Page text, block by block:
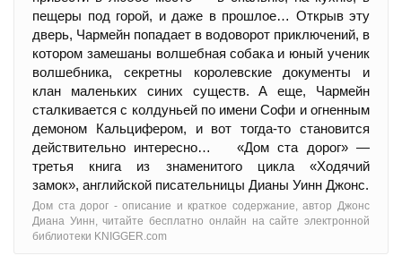
пещеры под горой, и даже в прошлое… Открыв эту
дверь, Чармейн попадает в водоворот приключений, в
котором замешаны волшебная собака и юный ученик
волшебника, секретны королевские документы и
клан маленьких синих существ. А еще, Чармейн
сталкивается с колдуньей по имени Софи и огненным
демоном Кальцифером, и вот тогда-то становится
действительно интересно… «Дом ста дорог» —
третья книга из знаменитого цикла «Ходячий
замок», английской писательницы Дианы Уинн Джонс.
Дом ста дорог - oписание и краткое содержание, автор Джонс
Диана Уинн, читайте бесплатно онлайн на сайте электронной
библиотеки KNIGGER.com